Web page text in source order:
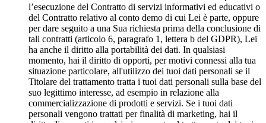
l’esecuzione del Contratto di servizi informativi ed educativi o
del Contratto relativo al conto demo di cui Lei è parte, oppure
per dare seguito a una Sua richiesta prima della conclusione di
tali contratti (articolo 6, paragrafo 1, lettera b del GDPR), Lei
ha anche il diritto alla portabilità dei dati. In qualsiasi
momento, hai il diritto di opporti, per motivi connessi alla tua
situazione particolare, all'utilizzo dei tuoi dati personali se il
Titolare del trattamento tratta i tuoi dati personali sulla base del
suo legittimo interesse, ad esempio in relazione alla
commercializzazione di prodotti e servizi. Se i tuoi dati
personali vengono trattati per finalità di marketing, hai il